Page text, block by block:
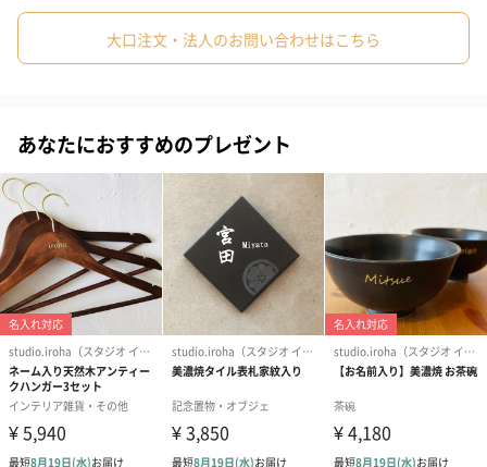
ご自宅用にも、贈り物にも。
お名前入りで特別感あふれるアイテムですので、ご自宅用にはも
ちろん、贈り物におすすめです。
商品詳細情報
商品本体サイ
ズ
長さ65mm×幅15mm×高さ46mm
商品本体重量
外装
直方体紙箱
大口注文・法人のお問い合わせはこちら
あなたにおすすめのプレゼント